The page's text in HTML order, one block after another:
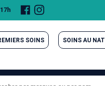
Page
Facebook
Instagram
SOINS SOINS AU